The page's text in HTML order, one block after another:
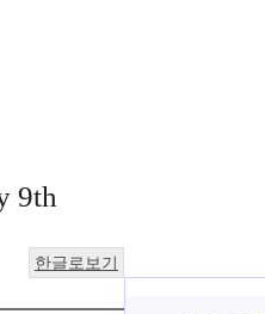
9th
한글로보기